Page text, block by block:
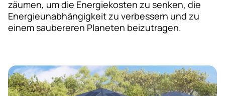
zäumen, um die Energiekosten zu senken, die
Energieunabhängigkeit zu verbessern und zu
einem saubereren Planeten beizutragen.